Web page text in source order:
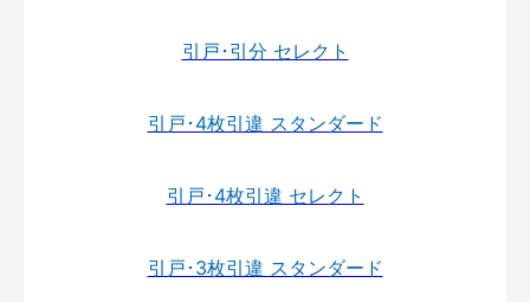
引戸･引分 セレクト
引戸･4枚引違 スタンダード
引戸･4枚引違 セレクト
引戸･3枚引違 スタンダード